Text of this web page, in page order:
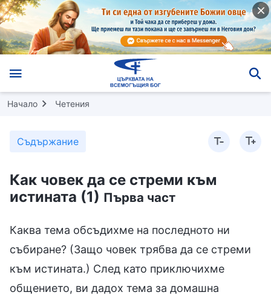
Начало Четения
Съдържание
Как човек да се стреми към
истината (1) Първа част
Каква тема обсъдихме на последното ни
събиране? (Защо човек трябва да се стреми
към истината.) След като приключихме
общението, ви дадох тема за домашна